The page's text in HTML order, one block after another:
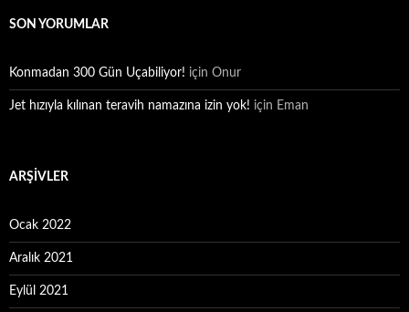
SON YORUMLAR
Konmadan 300 Gün Uçabiliyor! için Onur
Jet hızıyla kılınan teravih namazına izin yok! için Eman
ARŞIVLER
Ocak 2022
Aralık 2021
Eylül 2021